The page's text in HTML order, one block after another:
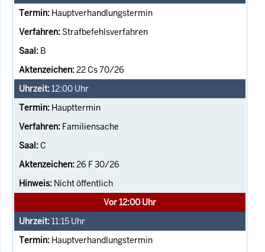
Hauptverhandlungstermin
Strafbefehlsverfahren
B
22 Cs 70/26
12:00 Uhr
Haupttermin
Familiensache
C
26 F 30/26
Nicht öffentlich
Vor 12:00 Uhr
11:15 Uhr
Hauptverhandlungstermin